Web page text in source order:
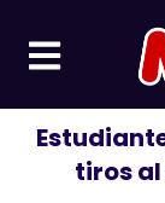
contenido
tiros